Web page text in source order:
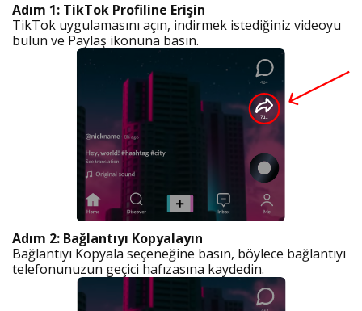
Adım 1: TikTok Profiline Erişin
TikTok uygulamasını açın, indirmek istediğiniz videoyu
bulun ve Paylaş ikonuna basın.
Adım 2: Bağlantıyı Kopyalayın
Bağlantıyı Kopyala seçeneğine basın, böylece bağlantıyı
telefonunuzun geçici hafızasına kaydedin.